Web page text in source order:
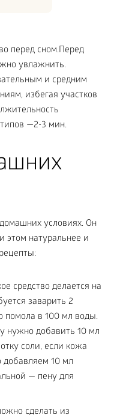
перед сном.Перед
увлажнить.
и средним
избегая участков
—2-3 мин.
условиях. Он
этом натуральнее и
средство делается на
заварить 2
помола в 100 мл воды.
нужно добавить 10 мл
соли, если кожа
добавляем 10 мл
— пену для
сделать из